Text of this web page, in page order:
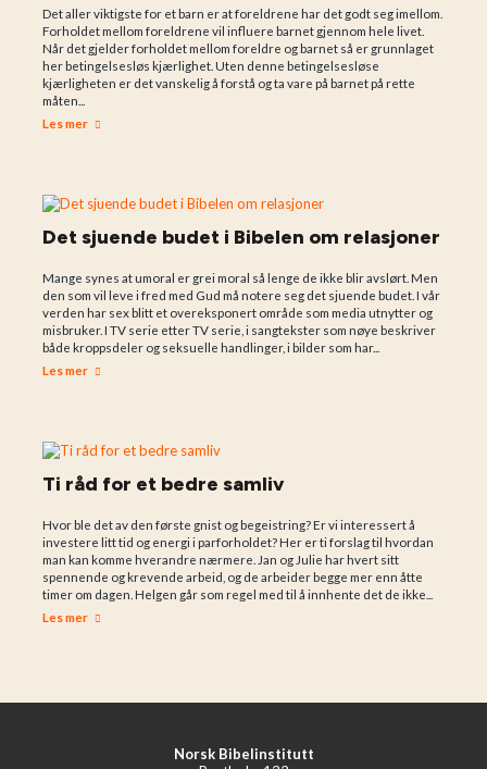
Det aller viktigste for et barn er at foreldrene har det godt seg imellom.
Forholdet mellom foreldrene vil influere barnet gjennom hele livet.
Når det gjelder forholdet mellom foreldre og barnet så er grunnlaget
her betingelsesløs kjærlighet. Uten denne betingelsesløse
kjærligheten er det vanskelig å forstå og ta vare på barnet på rette
måten...
Les mer
Det sjuende budet i Bibelen om relasjoner
Mange synes at umoral er grei moral så lenge de ikke blir avslørt. Men
den som vil leve i fred med Gud må notere seg det sjuende budet. I vår
verden har sex blitt et overeksponert område som media utnytter og
misbruker. I TV serie etter TV serie, i sangtekster som nøye beskriver
både kroppsdeler og seksuelle handlinger, i bilder som har...
Les mer
Ti råd for et bedre samliv
Hvor ble det av den første gnist og begeistring? Er vi interessert å
investere litt tid og energi i parforholdet? Her er ti forslag til hvordan
man kan komme hverandre nærmere. Jan og Julie har hvert sitt
spennende og krevende arbeid, og de arbeider begge mer enn åtte
timer om dagen. Helgen går som regel med til å innhente det de ikke...
Les mer
Norsk Bibelinstitutt